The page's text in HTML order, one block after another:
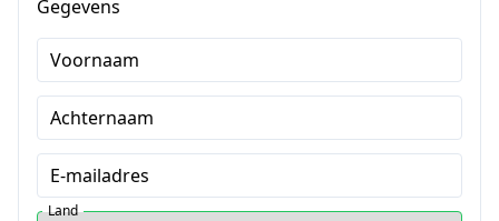
Gegevens
Voornaam
Achternaam
E-mailadres
Land